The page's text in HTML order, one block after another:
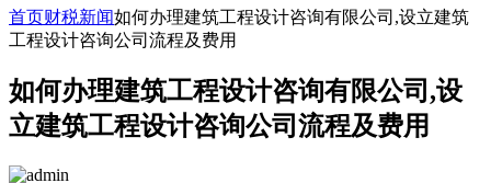
首页财税新闻如何办理建筑工程设计咨询有限公司,设立建筑
工程设计咨询公司流程及费用
如何办理建筑工程设计咨询有限公司,设
立建筑工程设计咨询公司流程及费用